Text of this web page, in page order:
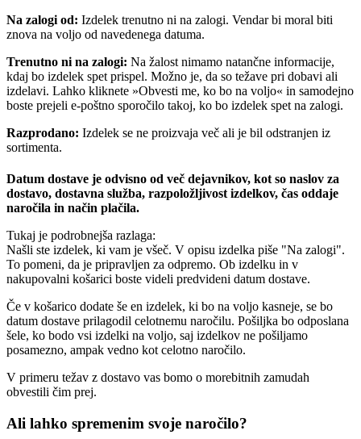
Na zalogi od: Izdelek trenutno ni na zalogi. Vendar bi moral biti
znova na voljo od navedenega datuma.
Trenutno ni na zalogi: Na žalost nimamo natančne informacije,
kdaj bo izdelek spet prispel. Možno je, da so težave pri dobavi ali
izdelavi. Lahko kliknete »Obvesti me, ko bo na voljo« in samodejno
boste prejeli e-poštno sporočilo takoj, ko bo izdelek spet na zalogi.
Razprodano: Izdelek se ne proizvaja več ali je bil odstranjen iz
sortimenta.
Datum dostave je odvisno od več dejavnikov, kot so naslov za
dostavo, dostavna služba, razpoložljivost izdelkov, čas oddaje
naročila in način plačila.
Tukaj je podrobnejša razlaga:
Našli ste izdelek, ki vam je všeč. V opisu izdelka piše "Na zalogi".
To pomeni, da je pripravljen za odpremo. Ob izdelku in v
nakupovalni košarici boste videli predvideni datum dostave.
Če v košarico dodate še en izdelek, ki bo na voljo kasneje, se bo
datum dostave prilagodil celotnemu naročilu. Pošiljka bo odposlana
šele, ko bodo vsi izdelki na voljo, saj izdelkov ne pošiljamo
posamezno, ampak vedno kot celotno naročilo.
V primeru težav z dostavo vas bomo o morebitnih zamudah
obvestili čim prej.
Ali lahko spremenim svoje naročilo?